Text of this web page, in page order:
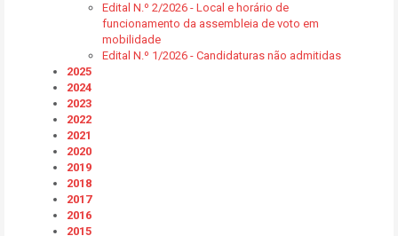
Edital N.º 2/2026 - Local e horário de
funcionamento da assembleia de voto em
mobilidade
Edital N.º 1/2026 - Candidaturas não admitidas
2025
2024
2023
2022
2021
2020
2019
2018
2017
2016
2015